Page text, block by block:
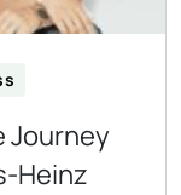
Journey
Heinz